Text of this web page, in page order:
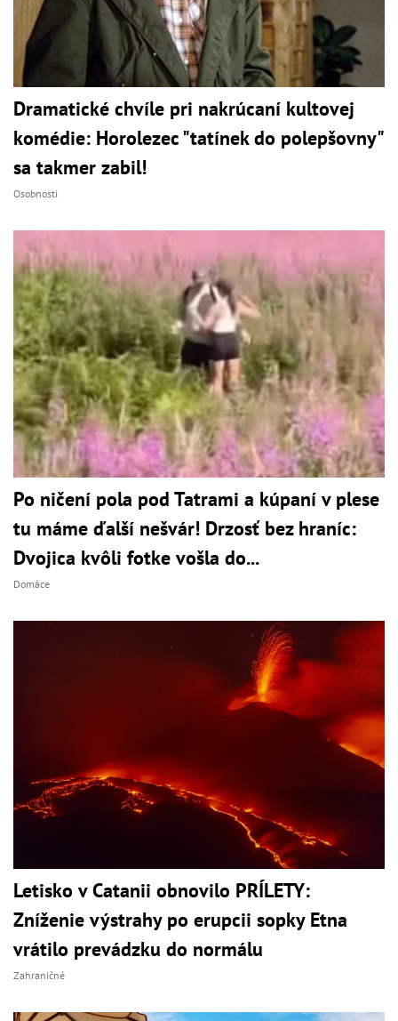
Dramatické chvíle pri nakrúcaní kultovej
komédie: Horolezec "tatínek do polepšovny"
sa takmer zabil!
Osobnosti
Po ničení pola pod Tatrami a kúpaní v plese
tu máme ďalší nešvár! Drzosť bez hraníc:
Dvojica kvôli fotke vošla do...
Domáce
Letisko v Catanii obnovilo PRÍLETY:
Zníženie výstrahy po erupcii sopky Etna
vrátilo prevádzku do normálu
Zahraničné